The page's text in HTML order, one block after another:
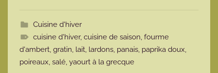
Cuisine d'hiver
cuisine d'hiver, cuisine de saison, fourme
d'ambert, gratin, lait, lardons, panais, paprika doux,
poireaux, salé, yaourt à la grecque